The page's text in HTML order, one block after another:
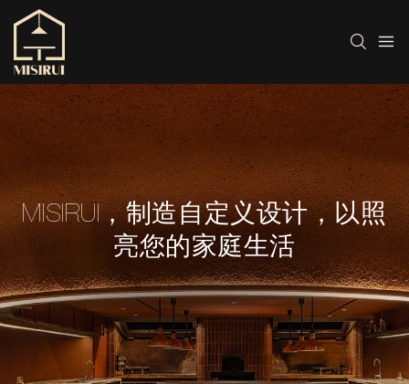
MISIRUI，制造自定义设计，以照
亮您的家庭生活